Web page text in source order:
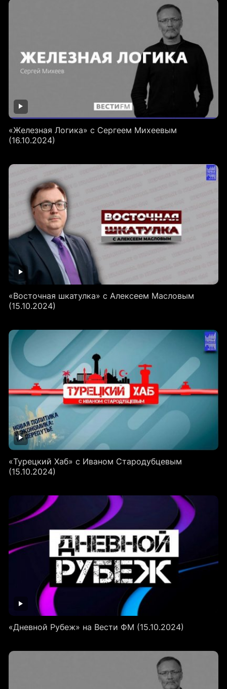
«Железная Логика» с Сергеем Михеевым
(16.10.2024)
«Восточная шкатулка» с Алексеем Масловым
(15.10.2024)
«Турецкий Хаб» с Иваном Стародубцевым
(15.10.2024)
«Дневной Рубеж» на Вести ФМ (15.10.2024)